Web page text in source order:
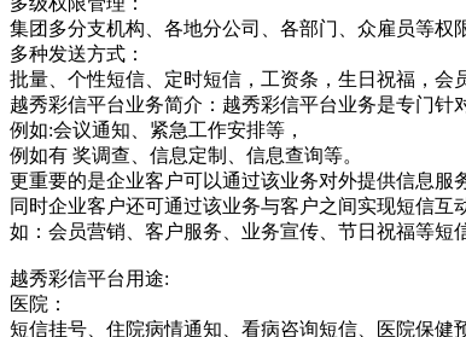
集团多分支机构、各地分公司、各部门、众雇员等权
多种发送方式：
批量、个性短信、定时短信，工资条，生日祝福，会
越秀彩信平台业务简介：越秀彩信平台业务是专门针
例如:会议通知、紧急工作安排等，
例如有 奖调查、信息定制、信息查询等。
更重要的是企业客户可以通过该业务对外提供信息服
同时企业客户还可通过该业务与客户之间实现短信互
如：会员营销、客户服务、业务宣传、节日祝福等短
越秀彩信平台用途:
医院：
短信挂号、住院病情通知、看病咨询短信、医院保健